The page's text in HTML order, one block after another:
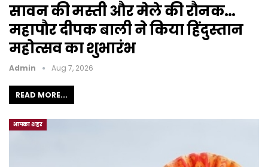
सावन की मस्ती और मेले की रौनक…
महापौर दीपक बाली ने किया हिंदुस्तान
महोत्सव का शुभारंभ
Admin Aug 7, 2026
READ MORE...
आपका शहर